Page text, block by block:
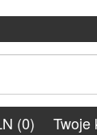
(0) Twoje